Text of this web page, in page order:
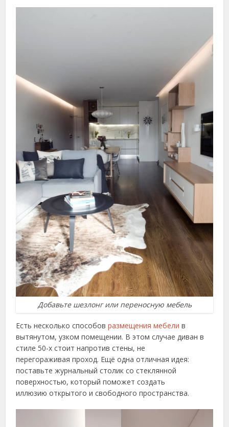
Добавьте шезлонг или переносную мебель
Есть несколько способовразмещения мебели в
вытянутом, узком помещении. В этом случае диван в
стиле 50-х стоит напротив стены, не
перегораживая проход. Ещё одна отличная идея:
поставьте журнальный столик со стеклянной
поверхностью, который поможет создать
иллюзию открытого и свободного пространства.